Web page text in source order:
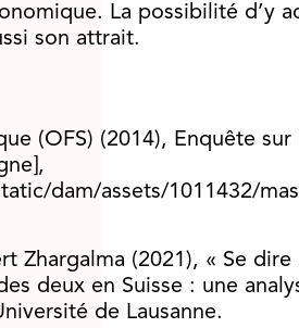
La possibilité d’y
son attrait.
(OFS) (2014), Enquête sur
dam/assets/1011432/
Zhargalma (2021), « Se
deux en Suisse : une
de Lausanne.